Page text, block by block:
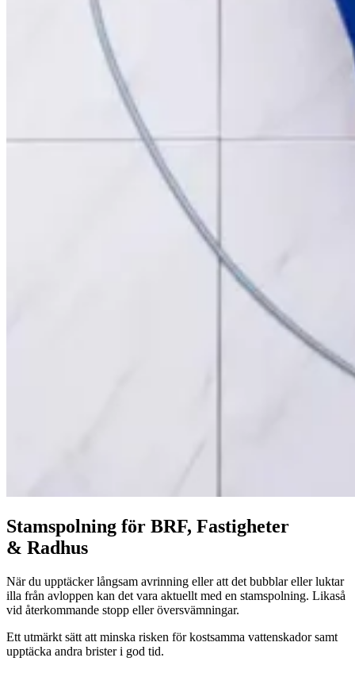
Stam­spol­ning för BRF, Fastigheter
& Radhus
När du upp­täck­er långsam avrin­ning eller att det bub­blar eller luk­tar
illa från avlop­pen kan det vara aktuellt med en stam­spol­ning. Likaså
vid återkom­mande stopp eller översvämningar.
Ett utmärkt sätt att min­s­ka risken för kost­sam­ma vat­ten­skador samt
upp­täc­ka andra bris­ter i god tid.